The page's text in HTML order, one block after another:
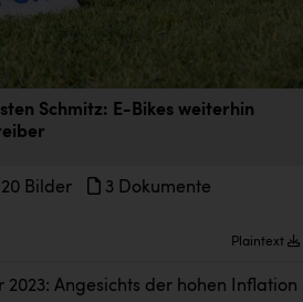
Schmitz: E-Bikes weiterhin
20 Bilder 3 Dokumente
Plaintext
Angesichts der hohen Inflation